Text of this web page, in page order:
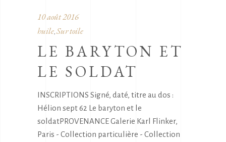
10 août 2016
huile Sur toile
LE BARYTON ET
LE SOLDAT
INSCRIPTIONS Signé, daté, titre au dos :
Hélion sept 62 Le baryton et le
soldatPROVENANCE Galerie Karl Flinker,
Paris - Collection particulière - Collection